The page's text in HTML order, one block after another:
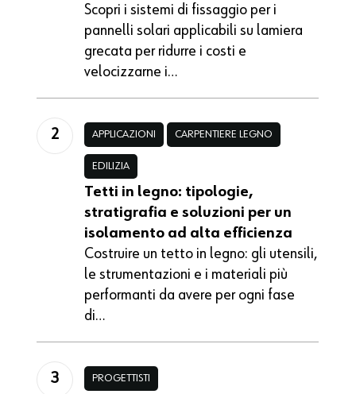
Scopri i sistemi di fissaggio per i
pannelli solari applicabili su lamiera
grecata per ridurre i costi e
velocizzarne i…
APPLICAZIONI CARPENTIERE LEGNO
EDILIZIA
Tetti in legno: tipologie,
stratigrafia e soluzioni per un
isolamento ad alta efficienza
Costruire un tetto in legno: gli utensili,
le strumentazioni e i materiali più
performanti da avere per ogni fase
di…
PROGETTISTI